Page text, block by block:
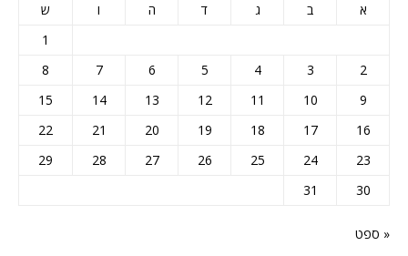
א ב ג ד ה ו
ש
1
2
3
4
5
6
7
8
9
10
11
12
13
14
15
16
17
18
19
20
21
22
23
24
25
26
27
28
29
30
31
« ספט